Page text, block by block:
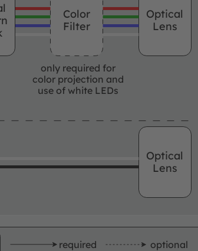
required optional
Optical
Lens
Optical
Lens
Color
Filter
only required for
color projection and
use of white LEDs